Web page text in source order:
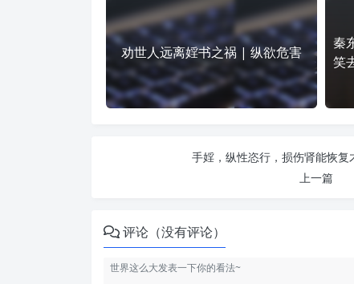
劝世人远离婬书之祸 | 纵欲危害
秦
笑
手婬，纵性恣行，损伤肾能恢
上一篇
评论（没有评论）